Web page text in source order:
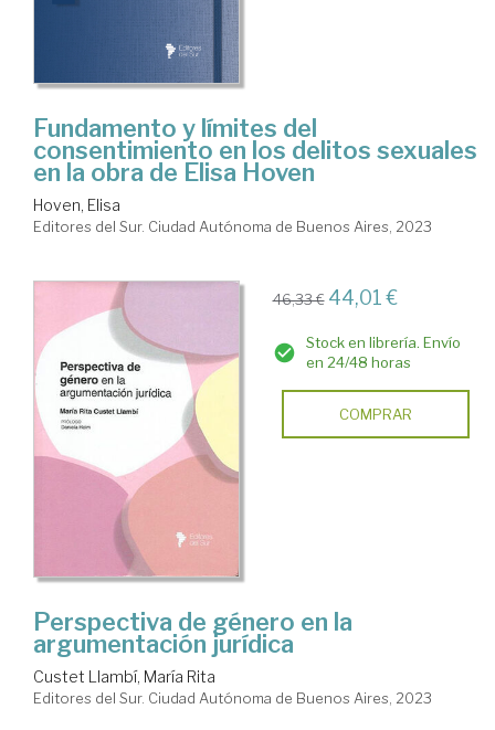
Fundamento y límites del
consentimiento en los delitos sexuales
en la obra de Elisa Hoven
Hoven, Elisa
Editores del Sur. Ciudad Autónoma de Buenos Aires, 2023
46,33 € 44,01 €
Stock en librería. Envío
en 24/48 horas
COMPRAR
Perspectiva de género en la
argumentación jurídica
Custet Llambí, María Rita
Editores del Sur. Ciudad Autónoma de Buenos Aires, 2023